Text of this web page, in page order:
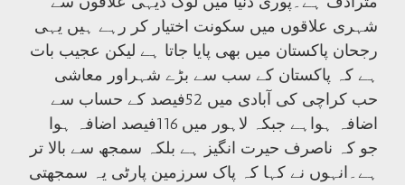
شہری علاقوں میں سکونت اختیار کر رہے ہیں یہی
رجحان پاکستان میں بھی پایا جاتا ہے لیکن عجیب بات
ہے کہ پاکستان کے سب سے بڑے شہراور معاشی
حب کراچی کی آبادی میں 52فیصد کے حساب سے
اضافہ ہواہے جبکہ لاہور میں 116فیصد اضافہ ہوا
جو کہ ناصرف حیرت انگیز ہے بلکہ سمجھ سے بالا تر
ہے۔انہوں نے کہا کہ پاک سرزمین پارٹی یہ سمجھتی